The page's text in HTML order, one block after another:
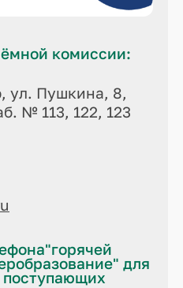
комиссии:
ул. Пушкина, 8,
№ 113, 122, 123
для
поступающих